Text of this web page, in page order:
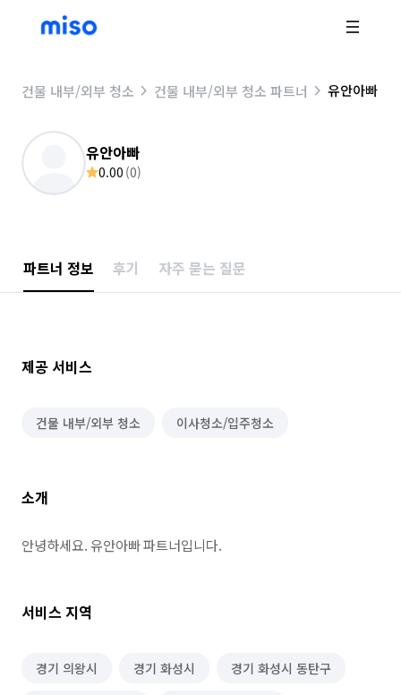
건물 내부/외부 청소 건물 내부/외부 청소 파트너 유안아빠
유안아빠
0.00 (0)
파트너 정보 후기 자주 묻는 질문
제공 서비스
건물 내부/외부 청소 이사청소/입주청소
소개
안녕하세요. 유안아빠 파트너입니다.
서비스 지역
경기 의왕시 경기 화성시 경기 화성시 동탄구